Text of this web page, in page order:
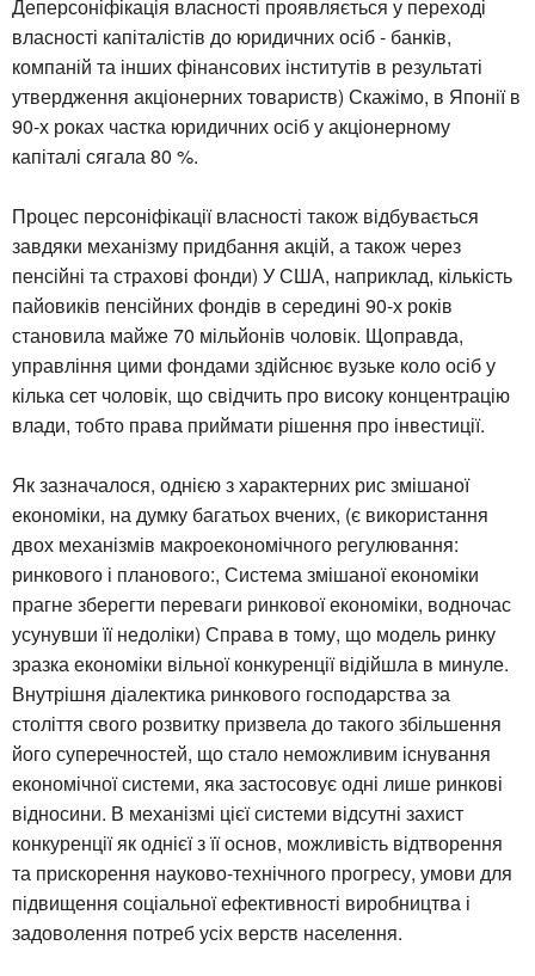
Деперсоніфікація власності проявляється у переході
власності капіталістів до юридичних осіб - банків,
компаній та інших фінансових інститутів в результаті
утвердження акціонерних товариств) Скажімо, в Японії в
90-х роках частка юридичних осіб у акціонерному
капіталі сягала 80 %.
Процес персоніфікації власності також відбувається
завдяки механізму придбання акцій, а також через
пенсійні та страхові фонди) У США, наприклад, кількість
пайовиків пенсійних фондів в середині 90-х років
становила майже 70 мільйонів чоловік. Щоправда,
управління цими фондами здійснює вузьке коло осіб у
кілька сет чоловік, що свідчить про високу концентрацію
влади, тобто права приймати рішення про інвестиції.
Як зазначалося, однією з характерних рис змішаної
економіки, на думку багатьох вчених, (є використання
двох механізмів макроекономічного регулювання:
ринкового і планового:, Система змішаної економіки
прагне зберегти переваги ринкової економіки, водночас
усунувши її недоліки) Справа в тому, що модель ринку
зразка економіки вільної конкуренції відійшла в минуле.
Внутрішня діалектика ринкового господарства за
століття свого розвитку призвела до такого збільшення
його суперечностей, що стало неможливим існування
економічної системи, яка застосовує одні лише ринкові
відносини. В механізмі цієї системи відсутні захист
конкуренції як однієї з її основ, можливість відтворення
та прискорення науково-технічного прогресу, умови для
підвищення соціальної ефективності виробництва і
задоволення потреб усіх верств населення.